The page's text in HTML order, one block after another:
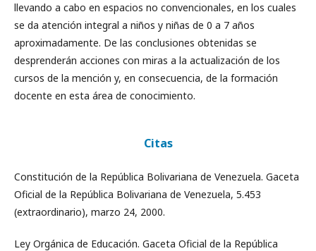
llevando a cabo en espacios no convencionales, en los cuales
se da atención integral a niños y niñas de 0 a 7 años
aproximadamente. De las conclusiones obtenidas se
desprenderán acciones con miras a la actualización de los
cursos de la mención y, en consecuencia, de la formación
docente en esta área de conocimiento.
Citas
Constitución de la República Bolivariana de Venezuela. Gaceta
Oficial de la República Bolivariana de Venezuela, 5.453
(extraordinario), marzo 24, 2000.
Ley Orgánica de Educación. Gaceta Oficial de la República